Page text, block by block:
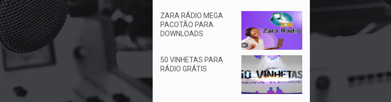
ZARA RÁDIO MEGA
PACOTÃO PARA
DOWNLOADS
50 VINHETAS PARA
RÁDIO GRÁTIS